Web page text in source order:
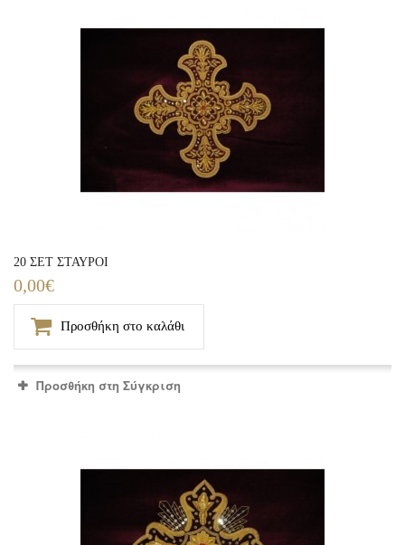
20 ΣΕΤ ΣΤΑΥΡΟΙ
0,00€
Προσθήκη στο καλάθι
Προσθήκη στη Σύγκριση